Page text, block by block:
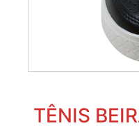
TÊNIS